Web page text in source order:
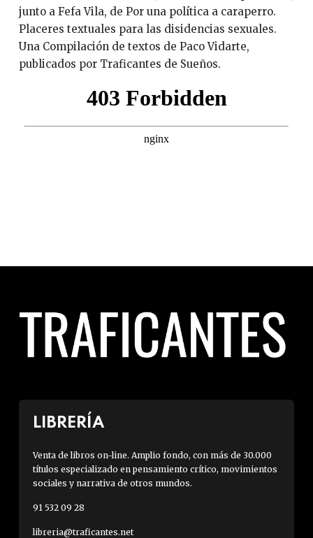
junto a Fefa Vila, de Por una política a caraperro.
Placeres textuales para las disidencias sexuales.
Una Compilación de textos de Paco Vidarte,
publicados por Traficantes de Sueños.
LIBRERÍA
Venta de libros on-line. Amplio fondo, con más de 30.000
títulos especializado en pensamiento crítico, movimientos
sociales y narrativa de otros mundos.
91 532 09 28
libreria@traficantes.net